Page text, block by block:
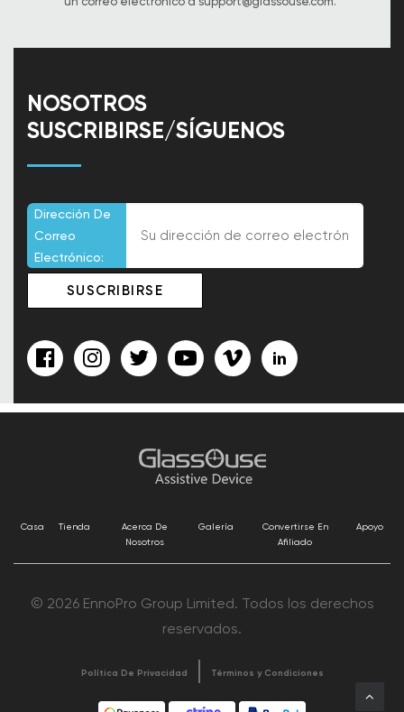
NOSOTROS
SUSCRIBIRSE/SÍGUENOS
Dirección De
Correo
Electrónico:
Casa Tienda
Acerca De
Nosotros
Galería
Convertirse En
Afiliado
Apoyo
© 2026 EnnoPro Group Limited. Todos los derechos
reservados.
Política De Privacidad Términos y Condiciones